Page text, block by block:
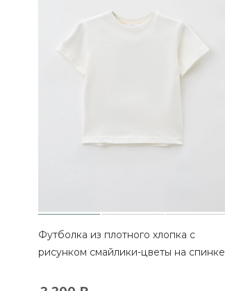
Футболка из плотного хлопка с
рисунком смайлики-цветы на спинке